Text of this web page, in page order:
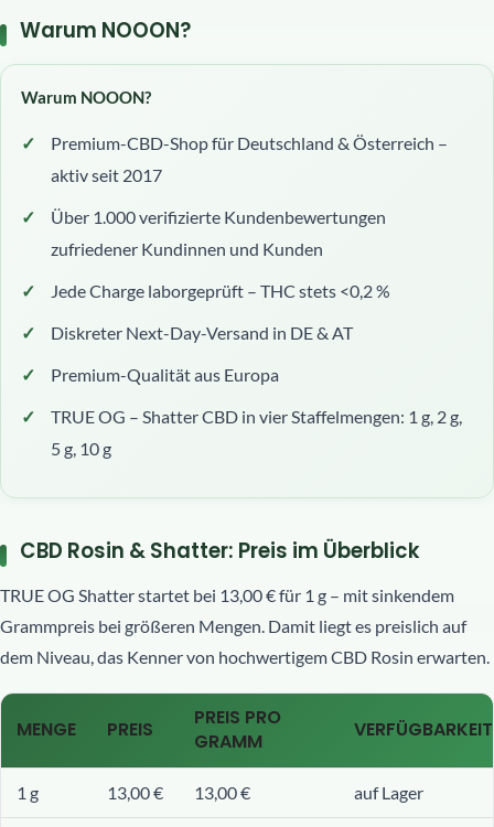
Warum NOOON?
Warum NOOON?
Premium-CBD-Shop für Deutschland & Österreich –
aktiv seit 2017
Über 1.000 verifizierte Kundenbewertungen
zufriedener Kundinnen und Kunden
Jede Charge laborgeprüft – THC stets <0,2 %
Diskreter Next-Day-Versand in DE & AT
Premium-Qualität aus Europa
TRUE OG – Shatter CBD in vier Staffelmengen: 1 g, 2 g,
5 g, 10 g
CBD Rosin & Shatter: Preis im Überblick
TRUE OG Shatter startet bei 13,00 € für 1 g – mit sinkendem
Grammpreis bei größeren Mengen. Damit liegt es preislich auf
dem Niveau, das Kenner von hochwertigem CBD Rosin erwarten.
MENGE PREIS
PREIS PRO
GRAMM
VERFÜGBARKEIT
1 g 13,00 € 13,00 € auf Lager